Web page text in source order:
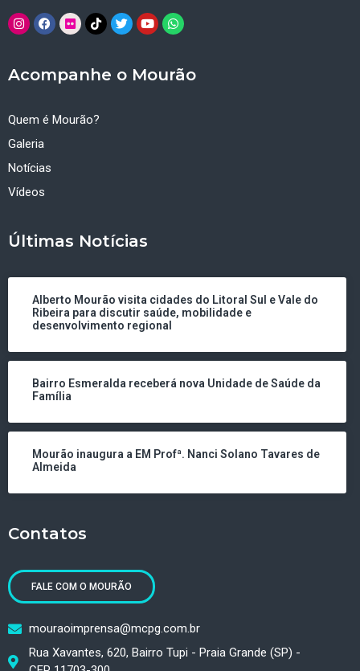
Acompanhe o Mourão
Quem é Mourão?
Galeria
Notícias
Vídeos
Últimas Notícias
Alberto Mourão visita cidades do Litoral Sul e Vale do
Ribeira para discutir saúde, mobilidade e
desenvolvimento regional
Bairro Esmeralda receberá nova Unidade de Saúde da
Família
Mourão inaugura a EM Profª. Nanci Solano Tavares de
Almeida
Contatos
FALE COM O MOURÃO
mouraoimprensa@mcpg.com.br
Rua Xavantes, 620, Bairro Tupi - Praia Grande (SP) -